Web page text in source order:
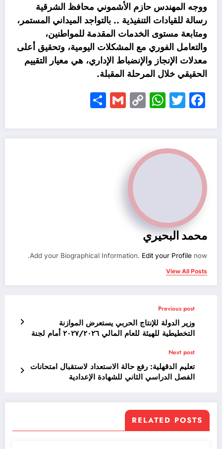
ووجه المهندس حازم الأشموني محافظ الشرقية
رسالة للقيادات التنفيذية .. بالتواجد الميداني المستمر،
ومتابعة مستوى الخدمات المقدمة للمواطنين،
والتعامل الفوري مع المشكلات اليومية، وتحقيق أعلى
معدلات الإنجاز والإنضباط الإداري، هي معيار التقييم
الحقيقي خلال المرحلة المقبلة.
Facebook
Twitter
WhatsApp
Copy
Link
Gmail
محمد البحيري
Add your Biographical Information. Edit your Profile now.
View All Posts
Previous post
وزير الدولة للإنتاج الحربي يستعرض الموازنة
التخطيطية للهيئة للعام المالي ۲۰٢٧/٢٠٢٦ أمام لجنة
Next post
تعليم الدقهلية: رفع حالة الاستعداد لاستقبال امتحانات
الفصل الدراسي الثاني للشهادة الإعدادية
RELATED POSTS